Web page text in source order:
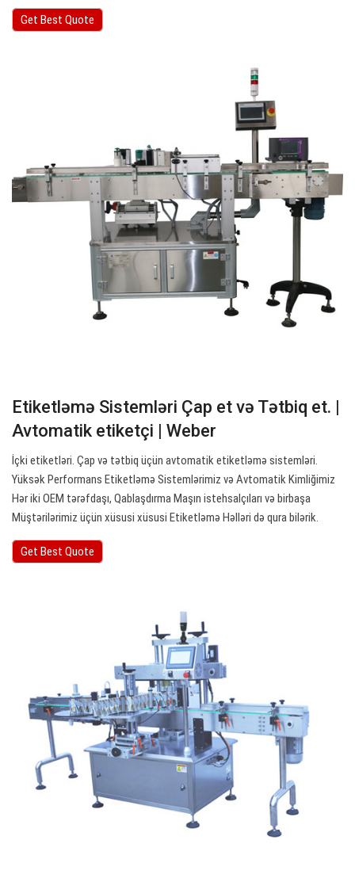
Get Best Quote
Etiketləmə Sistemləri Çap et və Tətbiq et. |
Avtomatik etiketçi | Weber
İçki etiketləri. Çap və tətbiq üçün avtomatik etiketləmə sistemləri.
Yüksək Performans Etiketləmə Sistemlərimiz və Avtomatik Kimliğimiz
Hər iki OEM tərəfdaşı, Qablaşdırma Maşın istehsalçıları və birbaşa
Müştərilərimiz üçün xüsusi xüsusi Etiketləmə Həlləri də qura bilərik.
Get Best Quote